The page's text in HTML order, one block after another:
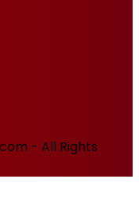
- All Rights